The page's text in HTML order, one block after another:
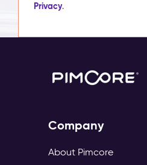
Privacy.
Company
About Pimcore